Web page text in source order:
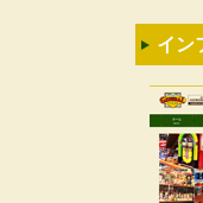
イン